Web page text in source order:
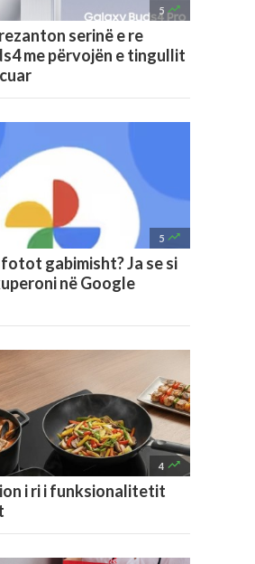
5 
serinë e re
me përvojën e tingullit
5 
gabimisht? Ja se si
në Google
4 
i ri i funksionalitetit